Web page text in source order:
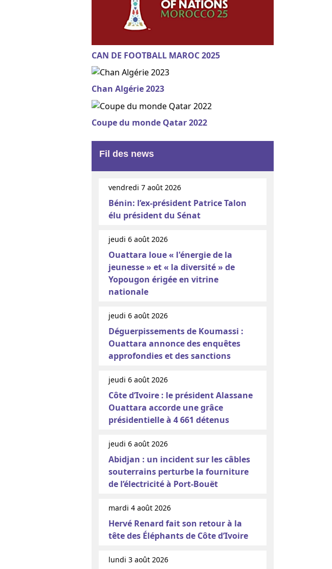
CAN DE FOOTBALL MAROC 2025
Chan Algérie 2023
Coupe du monde Qatar 2022
Fil des news
vendredi 7 août 2026
Bénin: l’ex-président Patrice Talon
élu président du Sénat
jeudi 6 août 2026
Ouattara loue « l'énergie de la
jeunesse » et « la diversité » de
Yopougon érigée en vitrine
nationale
jeudi 6 août 2026
Déguerpissements de Koumassi :
Ouattara annonce des enquêtes
approfondies et des sanctions
jeudi 6 août 2026
Côte d’Ivoire : le président Alassane
Ouattara accorde une grâce
présidentielle à 4 661 détenus
jeudi 6 août 2026
Abidjan : un incident sur les câbles
souterrains perturbe la fourniture
de l’électricité à Port-Bouët
mardi 4 août 2026
Hervé Renard fait son retour à la
tête des Éléphants de Côte d’Ivoire
lundi 3 août 2026